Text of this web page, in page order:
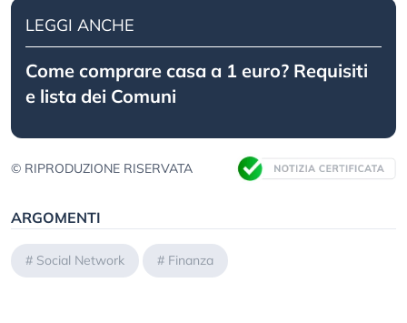
LEGGI ANCHE
Come comprare casa a 1 euro? Requisiti
e lista dei Comuni
© RIPRODUZIONE RISERVATA
ARGOMENTI
# Social Network # Finanza